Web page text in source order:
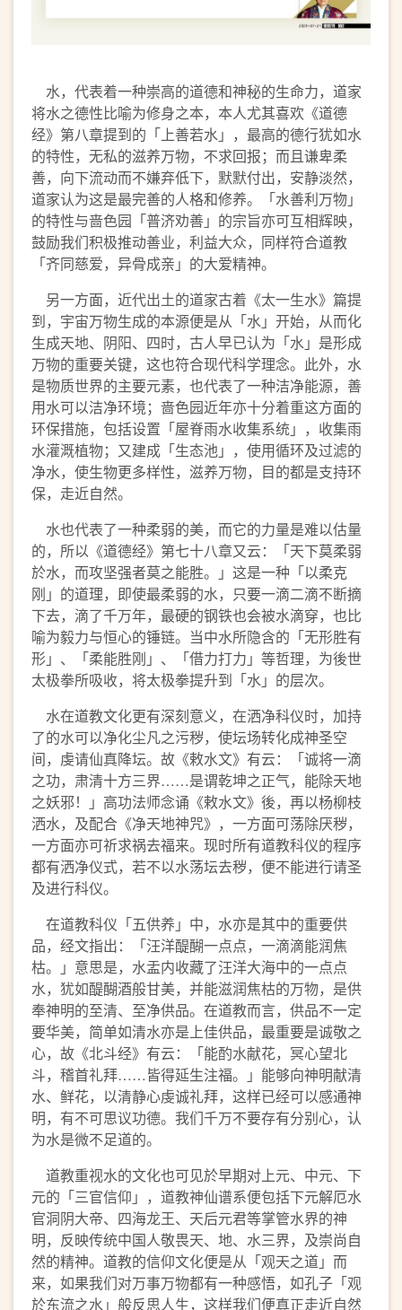
水，代表着一种崇高的道德和神秘的生命力，道家
将水之德性比喻为修身之本，本人尤其喜欢《道德
经》第八章提到的「上善若水」，最高的德行犹如水
的特性，无私的滋养万物，不求回报；而且谦卑柔
善，向下流动而不嫌弃低下，默默付出，安静淡然，
道家认为这是最完善的人格和修养。「水善利万物」
的特性与啬色园「普济劝善」的宗旨亦可互相辉映，
鼓励我们积极推动善业，利益大众，同样符合道教
「齐同慈爱，异骨成亲」的大爱精神。
另一方面，近代出土的道家古着《太一生水》篇提
到，宇宙万物生成的本源便是从「水」开始，从而化
生成天地、阴阳、四时，古人早已认为「水」是形成
万物的重要关键，这也符合现代科学理念。此外，水
是物质世界的主要元素，也代表了一种洁净能源，善
用水可以洁净环境；啬色园近年亦十分着重这方面的
环保措施，包括设置「屋脊雨水收集系统」，收集雨
水灌溉植物；又建成「生态池」，使用循环及过滤的
净水，使生物更多样性，滋养万物，目的都是支持环
保，走近自然。
水也代表了一种柔弱的美，而它的力量是难以估量
的，所以《道德经》第七十八章又云：「天下莫柔弱
於水，而攻坚强者莫之能胜。」这是一种「以柔克
刚」的道理，即使最柔弱的水，只要一滴二滴不断摘
下去，滴了千万年，最硬的钢铁也会被水滴穿，也比
喻为毅力与恒心的锤链。当中水所隐含的「无形胜有
形」、「柔能胜刚」、「借力打力」等哲理，为後世
太极拳所吸收，将太极拳提升到「水」的层次。
水在道教文化更有深刻意义，在洒净科仪时，加持
了的水可以净化尘凡之污秽，使坛场转化成神圣空
间，虔请仙真降坛。故《敕水文》有云：「诚将一滴
之功，肃清十方三界……是谓乾坤之正气，能除天地
之妖邪！」高功法师念诵《敕水文》後，再以杨柳枝
洒水，及配合《净天地神咒》，一方面可荡除厌秽，
一方面亦可祈求祸去福来。现时所有道教科仪的程序
都有洒净仪式，若不以水荡坛去秽，便不能进行请圣
及进行科仪。
在道教科仪「五供养」中，水亦是其中的重要供
品，经文指出：「汪洋醍醐一点点，一滴滴能润焦
枯。」意思是，水盂内收藏了汪洋大海中的一点点
水，犹如醍醐酒般甘美，并能滋润焦枯的万物，是供
奉神明的至清、至净供品。在道教而言，供品不一定
要华美，简单如清水亦是上佳供品，最重要是诚敬之
心，故《北斗经》有云：「能酌水献花，冥心望北
斗，稽首礼拜……皆得延生注福。」能够向神明献清
水、鲜花，以清静心虔诚礼拜，这样已经可以感通神
明，有不可思议功德。我们千万不要存有分别心，认
为水是微不足道的。
道教重视水的文化也可见於早期对上元、中元、下
元的「三官信仰」，道教神仙谱系便包括下元解厄水
官洞阴大帝、四海龙王、天后元君等掌管水界的神
明，反映传统中国人敬畏天、地、水三界，及崇尚自
然的精神。道教的信仰文化便是从「观天之道」而
来，如果我们对万事万物都有一种感悟，如孔子「观
於东流之水」般反思人生，这样我们便真正走近自然